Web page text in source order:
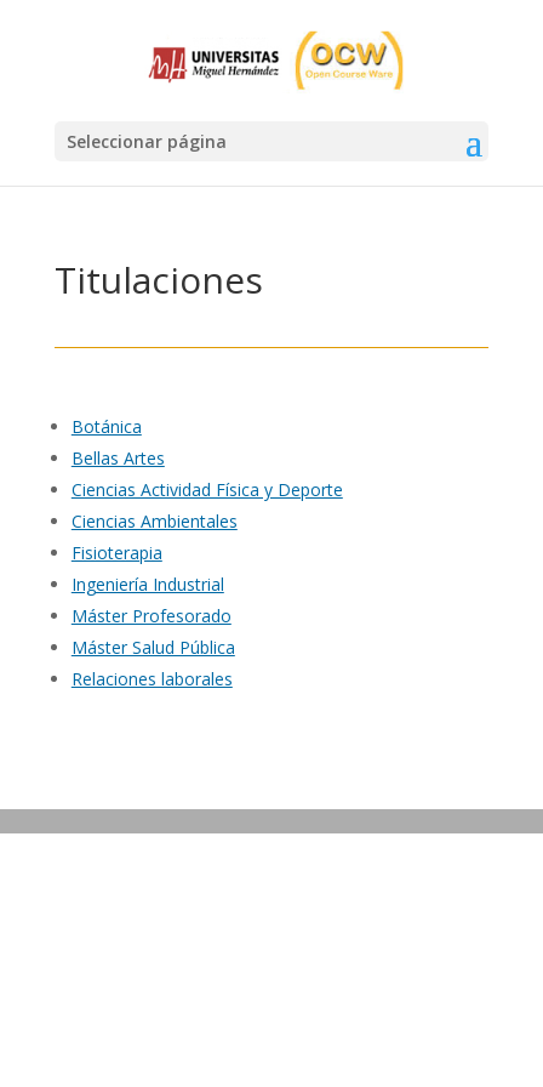
Seleccionar página
Titulaciones
Botánica
Bellas Artes
Ciencias Actividad Física y Deporte
Ciencias Ambientales
Fisioterapia
Ingeniería Industrial
Máster Profesorado
Máster Salud Pública
Relaciones laborales